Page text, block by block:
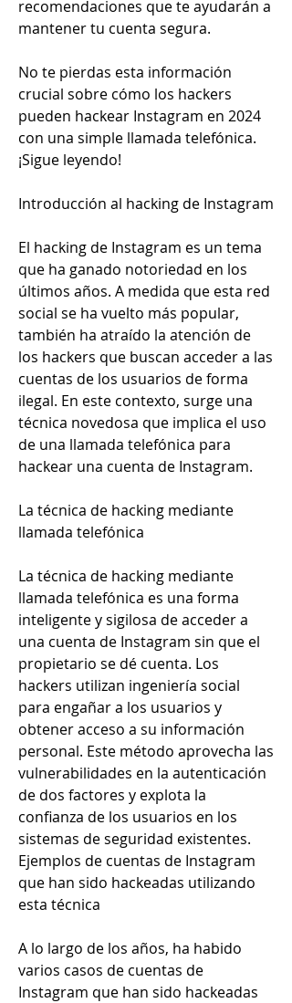
recomendaciones que te ayudarán a
mantener tu cuenta segura.
No te pierdas esta información
crucial sobre cómo los hackers
pueden hackear Instagram en 2024
con una simple llamada telefónica.
¡Sigue leyendo!
Introducción al hacking de Instagram
El hacking de Instagram es un tema
que ha ganado notoriedad en los
últimos años. A medida que esta red
social se ha vuelto más popular,
también ha atraído la atención de
los hackers que buscan acceder a las
cuentas de los usuarios de forma
ilegal. En este contexto, surge una
técnica novedosa que implica el uso
de una llamada telefónica para
hackear una cuenta de Instagram.
La técnica de hacking mediante
llamada telefónica
La técnica de hacking mediante
llamada telefónica es una forma
inteligente y sigilosa de acceder a
una cuenta de Instagram sin que el
propietario se dé cuenta. Los
hackers utilizan ingeniería social
para engañar a los usuarios y
obtener acceso a su información
personal. Este método aprovecha las
vulnerabilidades en la autenticación
de dos factores y explota la
confianza de los usuarios en los
sistemas de seguridad existentes.
Ejemplos de cuentas de Instagram
que han sido hackeadas utilizando
esta técnica
A lo largo de los años, ha habido
varios casos de cuentas de
Instagram que han sido hackeadas